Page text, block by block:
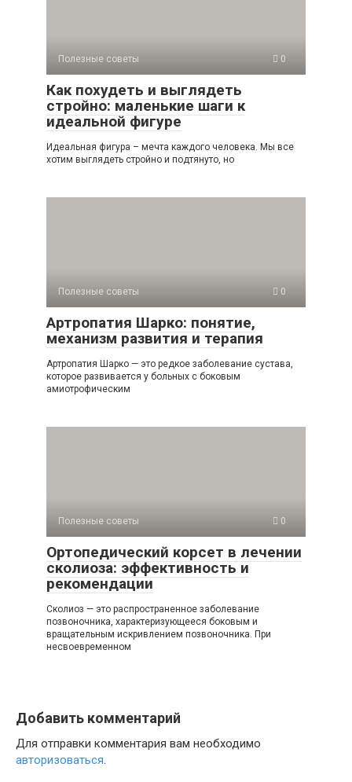
Полезные советы 0
Как похудеть и выглядеть
стройно: маленькие шаги к
идеальной фигуре
Идеальная фигура – мечта каждого человека. Мы все
хотим выглядеть стройно и подтянуто, но
Полезные советы 0
Артропатия Шарко: понятие,
механизм развития и терапия
Артропатия Шарко — это редкое заболевание сустава,
которое развивается у больных с боковым
амиотрофическим
Полезные советы 0
Ортопедический корсет в лечении
сколиоза: эффективность и
рекомендации
Сколиоз — это распространенное заболевание
позвоночника, характеризующееся боковым и
вращательным искривлением позвоночника. При
несвоевременном
Добавить комментарий
Для отправки комментария вам необходимо
авторизоваться.